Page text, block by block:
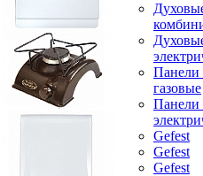
Панели
газовые
Панели
Gefest
Gefest
Gefest